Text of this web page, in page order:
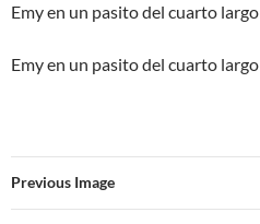
Emy en un pasito del cuarto largo
Emy en un pasito del cuarto largo
Previous Image